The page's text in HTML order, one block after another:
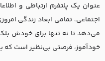
عنوان یک پلتفرم ارتباطی و
اجتماعی، تمامی ابعاد زندگی
می‌دهد تا نه تنها برای خودش
خودآموز، فرصتی بی‌نظیر است که